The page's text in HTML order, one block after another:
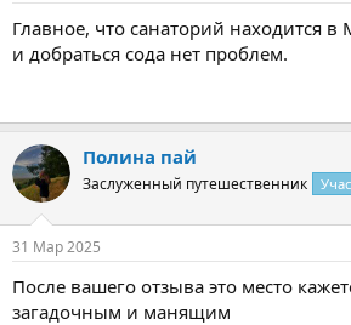
Главное, что санаторий находится в
и добраться сода нет проблем.
Полина пай
Заслуженный путешественник
31 Мар 2025
После вашего отзыва это место
загадочным и манящим